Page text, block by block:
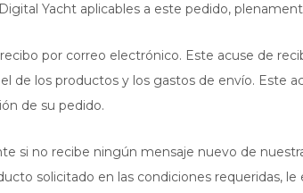
Yacht aplicables a este pedido,
por correo electrónico. Este acuse de
de los productos y los gastos de envío. Este
de su pedido.
si no recibe ningún mensaje nuevo de
solicitado en las condiciones requeridas,